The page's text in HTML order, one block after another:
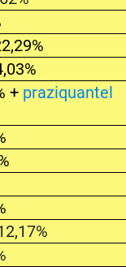
+ praziquantel